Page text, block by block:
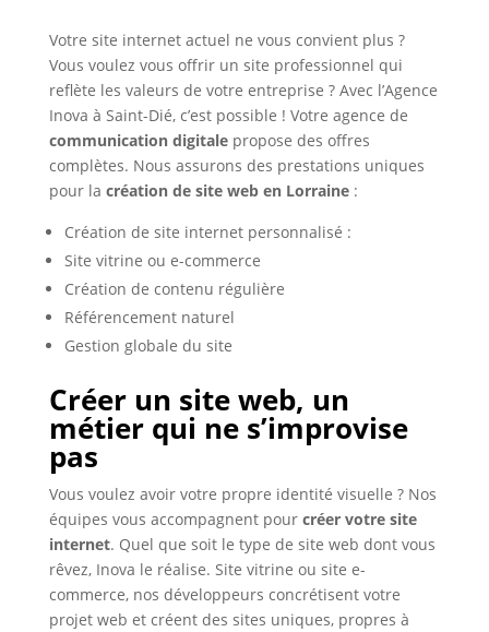
Votre site internet actuel ne vous convient plus ?
Vous voulez vous offrir un site professionnel qui
reflète les valeurs de votre entreprise ? Avec l’Agence
Inova à Saint-Dié, c’est possible ! Votre agence de
communication digitale propose des offres
complètes. Nous assurons des prestations uniques
pour la création de site web en Lorraine:
Création de site internet personnalisé :
Site vitrine ou e-commerce
Création de contenu régulière
Référencement naturel
Gestion globale du site
Créer un site web, un
métier qui ne s’improvise
pas
Vous voulez avoir votre propre identité visuelle ? Nos
équipes vous accompagnent pour créer votre site
internet. Quel que soit le type de site web dont vous
rêvez, Inova le réalise. Site vitrine ou site e-
commerce, nos développeurs concrétisent votre
projet web et créent des sites uniques, propres à